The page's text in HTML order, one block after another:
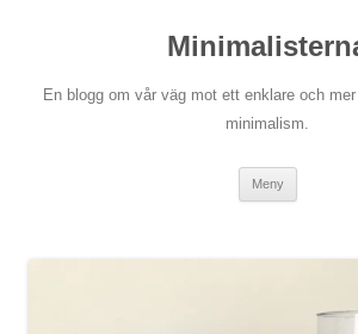
En blogg om vår väg mot ett enklare och
minimalism.
Meny